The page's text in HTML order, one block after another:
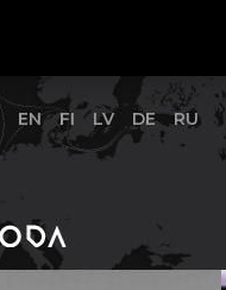
EN FI LV DE RU